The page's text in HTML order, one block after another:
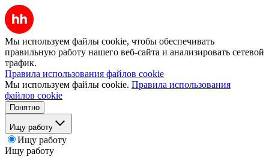
Мы используем файлы cookie, чтобы обеспечивать
правильную работу нашего веб-сайта и анализировать сетевой
трафик.
Правила использования файлов cookie
Мы используем файлы cookie. Правила использования
файлов cookie
Понятно
Ищу работу
Ищу работу
Ищу работу